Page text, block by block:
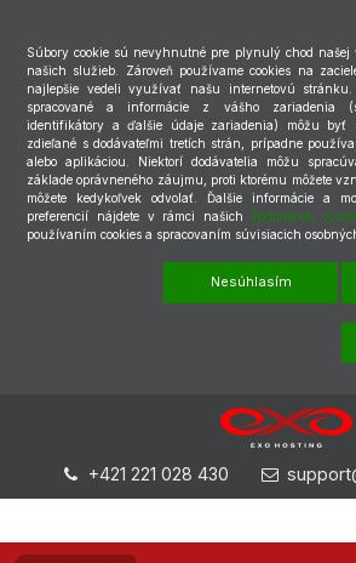
Súbory cookie sú nevyhnutné pre plynulý chod našej
našich služieb. Zároveň používame cookies na
najlepšie vedeli využívať našu internetovú stránku.
spracované a informácie z vášho zariadenia
identifikátory a ďalšie údaje zariadenia) môžu byť
zdieľané s dodávateľmi tretích strán, prípadne
alebo aplikáciou. Niektorí dodávatelia môžu
základe oprávneného záujmu, proti ktorému môžete
môžete kedykoľvek odvolať. Ďalšie informácie a
preferencií nájdete v rámci našich Podmienok
používaním cookies a spracovaním súvisiacich
Nesúhlasím
+421 221 028 430